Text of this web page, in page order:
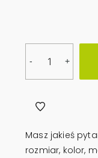
-
na
pojemniki
QUUB
quantity
+
Masz jakieś
rozmiar, kolor,